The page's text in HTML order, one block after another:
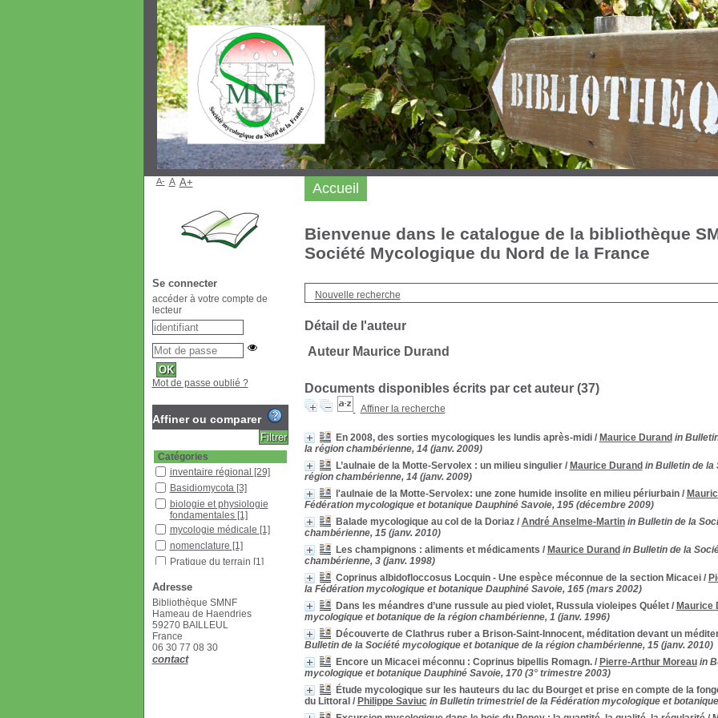
Bienvenue dans le catalogue de la bibliothèque
Société Mycologique du Nord de la France
Nouvelle recherche
Détail de l'auteur
Auteur Maurice Durand
Documents disponibles écrits par cet auteur (37)
Affiner la recherche
En 2008, des sorties mycologiques les lundis après-midi/ Maurice Durand in
la région chambérienne, 14 (janv. 2009)
L’aulnaie de la Motte-Servolex : un milieu singulier/ Maurice Durand in Bulletin de la
région chambérienne, 14 (janv. 2009)
l'aulnaie de la Motte-Servolex: une zone humide insolite en milieu périurbain/
Fédération mycologique et botanique Dauphiné Savoie, 195 (décembre 2009)
Balade mycologique au col de la Doriaz/ André Anselme-Martin in Bulletin de la
chambérienne, 15 (janv. 2010)
Les champignons : aliments et médicaments / Maurice Durand in Bulletin de la
chambérienne, 3 (janv. 1998)
Coprinus albidofloccosus Locquin - Une espèce méconnue de la section Micacei/
la Fédération mycologique et botanique Dauphiné Savoie, 165 (mars 2002)
Dans les méandres d’une russule au pied violet, Russula violeipes Quélet/ Maurice
mycologique et botanique de la région chambérienne, 1 (janv. 1996)
Découverte de Clathrus ruber a Brison-Saint-Innocent, méditation devant un
Bulletin de la Société mycologique et botanique de la région chambérienne, 15 (janv. 2010)
Encore un Micacei méconnu : Coprinus bipellis Romagn./ Pierre-Arthur Moreau in
mycologique et botanique Dauphiné Savoie, 170 (3° trimestre 2003)
Étude mycologique sur les hauteurs du lac du Bourget et prise en compte de la
du Littoral / Philippe Saviuc in Bulletin trimestriel de la Fédération mycologique et
Accueil
A- A A+
Se connecter
accéder à votre compte de
lecteur
Mot de passe oublié ?
Affiner ou comparer
Catégories
inventaire régional [29]
Basidiomycota [3]
biologie et physiologie
fondamentales [1]
mycologie médicale [1]
nomenclature [1]
Pratique du terrain [1]
Localisation
Bibliothèque SMNF
Section
Revues françaises
(étagère D)
Adresse
Bibliothèque SMNF
Hameau de Haendries
59270 BAILLEUL
France
06 30 77 08 30
contact